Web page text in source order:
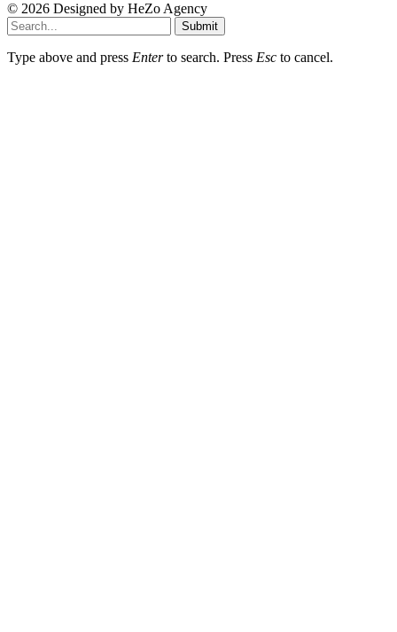
© 2026 Designed by HeZo Agency
Submit
Type above and press Enterto search. Press Esc to cancel.